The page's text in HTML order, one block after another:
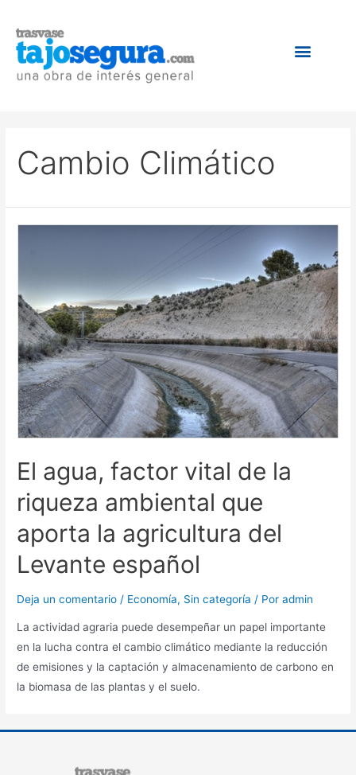
Cambio Climático
El agua, factor vital de la
riqueza ambiental que
aporta la agricultura del
Levante español
Deja un comentario / Economía, Sin categoría / Poradmin
La actividad agraria puede desempeñar un papel importante
en la lucha contra el cambio climático mediante la reducción
de emisiones y la captación y almacenamiento de carbono en
la biomasa de las plantas y el suelo.